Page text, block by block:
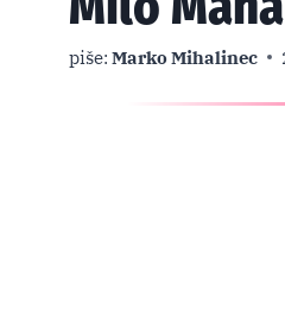
piše: Marko Mihalinec